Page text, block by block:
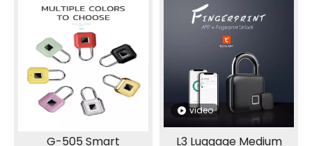
G-505 Smart
video
L3 Luggage Medium